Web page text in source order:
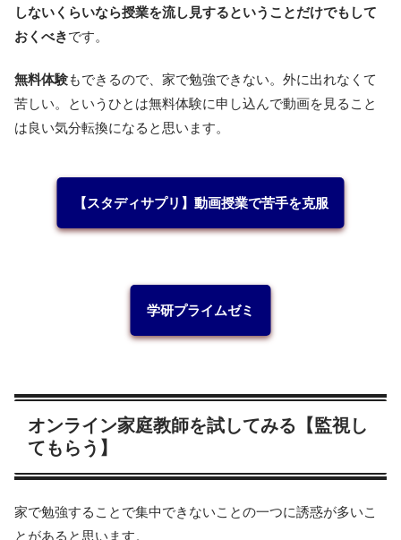
しないくらいなら授業を流し見するということだけでもして
おくべきです。
無料体験もできるので、家で勉強できない。外に出れなくて
苦しい。というひとは無料体験に申し込んで動画を見ること
は良い気分転換になると思います。
【スタディサプリ】動画授業で苦手を克服
学研プライムゼミ
オンライン家庭教師を試してみる【監視し
てもらう】
家で勉強することで集中できないことの一つに誘惑が多いこ
とがあると思います。